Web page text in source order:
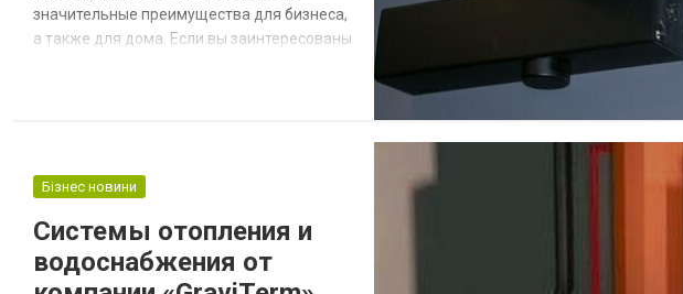
значительные преимущества для бизнеса,
а также для дома. Если вы заинтересованы
представлены замки дверные, фурнитура,
Бізнес новини
Системы отопления и
водоснабжения от